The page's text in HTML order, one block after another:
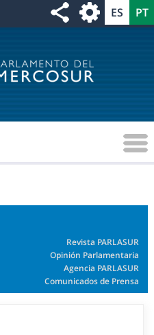
Revista PARLASUR
Opinión Parlamentaria
Agencia PARLASUR
Comunicados de Prensa